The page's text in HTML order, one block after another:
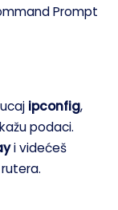
Prompt
ipconfig,
podaci.
i videćeš